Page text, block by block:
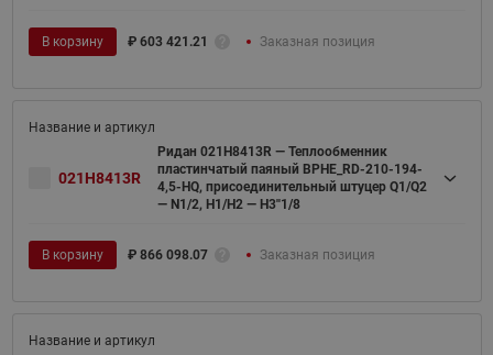
В корзину ₽ 603 421.21 Заказная позиция
021H8413R
Ридан 021H8413R — Теплообменник
пластинчатый паяный BPHE_RD-210-194-
4,5-HQ, присоединительный штуцер Q1/Q2
— N1/2, H1/H2 — H3''1/8
В корзину ₽ 866 098.07 Заказная позиция